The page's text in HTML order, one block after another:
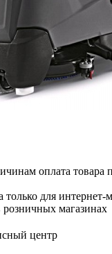
оплата товара
только для интернет-
розничных магазинах
центр